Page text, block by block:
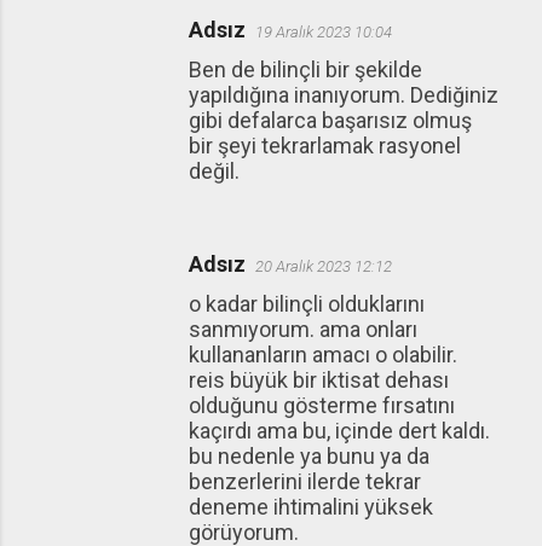
Adsız 19 Aralık 2023 10:04
Ben de bilinçli bir şekilde
yapıldığına inanıyorum. Dediğiniz
gibi defalarca başarısız olmuş
bir şeyi tekrarlamak rasyonel
değil.
Adsız 20 Aralık 2023 12:12
o kadar bilinçli olduklarını
sanmıyorum. ama onları
kullananların amacı o olabilir.
reis büyük bir iktisat dehası
olduğunu gösterme fırsatını
kaçırdı ama bu, içinde dert kaldı.
bu nedenle ya bunu ya da
benzerlerini ilerde tekrar
deneme ihtimalini yüksek
görüyorum.